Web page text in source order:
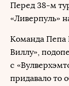
Перед 38-м
«Ливерпуль»
Команда Пепа
Виллу»,
с
придавало то